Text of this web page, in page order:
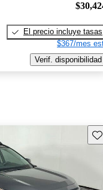
El precio incluye tasas
$367/mes
Verif. disponibilidad